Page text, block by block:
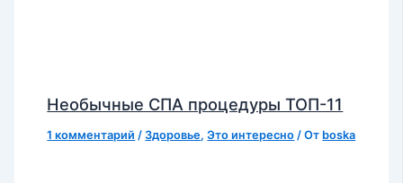
Необычные СПА процедуры ТОП-11
1 комментарий /Здоровье,Это интересно / От boska